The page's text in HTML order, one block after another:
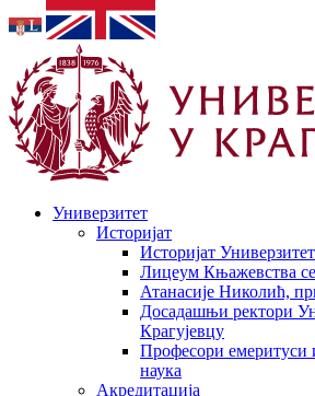
Универзитет
Историјат
Историјат
Лицеум Књажевства
Атанасије Николић,
Досадашњи ректори
Крагујевцу
Професори емеритуси
наука
Акредитација